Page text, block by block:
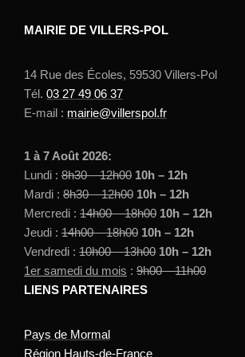
MAIRIE DE VILLERS-POL
14 Rue des Écoles, 59530 Villers-Pol
Tél. 03 27 49 06 37
E-mail : mairie@villerspol.fr
1 à 7 Août 2026:
Lundi : 8h30 – 12h00 10h – 12h
Mardi : 8h30 – 12h00 10h – 12h
Mercredi : 14h00 – 18h00 10h – 12h
Jeudi : 14h00 – 18h00 10h – 12h
Vendredi : 10h00 – 13h00 10h – 12h
1er samedi du mois : 9h00 – 11h00
LIENS PARTENAIRES
Pays de Mormal
Région Hauts-de-France